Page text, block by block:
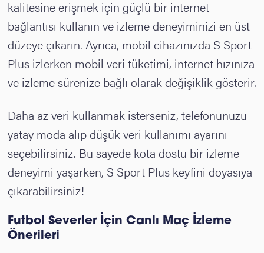
kalitesine erişmek için güçlü bir internet
bağlantısı kullanın ve izleme deneyiminizi en üst
düzeye çıkarın. Ayrıca, mobil cihazınızda S Sport
Plus izlerken mobil veri tüketimi, internet hızınıza
ve izleme sürenize bağlı olarak değişiklik gösterir.
Daha az veri kullanmak isterseniz, telefonunuzu
yatay moda alıp düşük veri kullanımı ayarını
seçebilirsiniz. Bu sayede kota dostu bir izleme
deneyimi yaşarken, S Sport Plus keyfini doyasıya
çıkarabilirsiniz!
Futbol Severler İçin Canlı Maç İzleme
Önerileri